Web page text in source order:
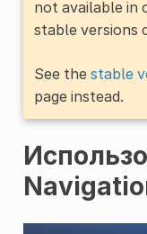
not available in
stable versions
See the stable
page instead.